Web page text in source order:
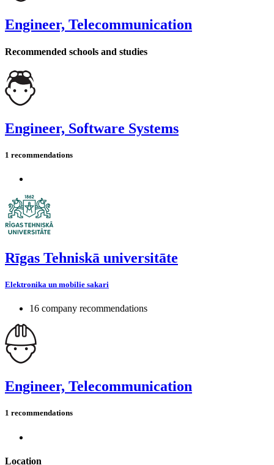
Engineer, Telecommunication
Recommended schools and studies
Engineer, Software Systems
1 recommendations
Rīgas Tehniskā universitāte
Elektronika un mobilie sakari
16 company recommendations
Engineer, Telecommunication
1 recommendations
Location